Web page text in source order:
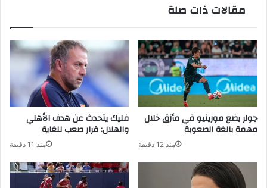
مقالات ذات صلة
فليك يتحدث عن هدف الأهلي
والهلال: قرار صعب للغاية
منذ 11 دقيقة
جولر يضع مورينيو في مأزق خلال
مهمة بالغة الصعوبة
منذ 12 دقيقة